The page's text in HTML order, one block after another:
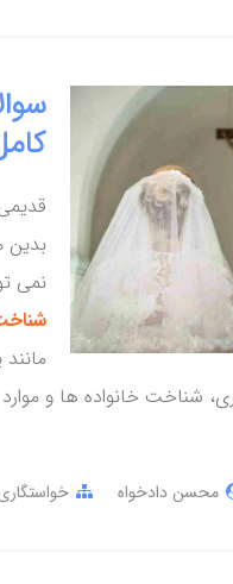
بدین
نمی
شناخت خانواده ها و
محسن دادخواه